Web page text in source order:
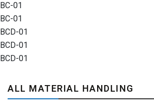
BC-01
BC-01
BCD-01
BCD-01
BCD-01
ALL MATERIAL HANDLING